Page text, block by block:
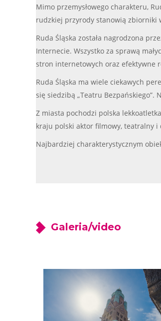
Mimo przemysłowego charakteru,
rudzkiej przyrody stanowią zbiorniki
Ruda Śląska została nagrodzona
Internecie. Wszystko za sprawą
stron internetowych oraz efektywne
Ruda Śląska ma wiele ciekawych
się siedzibą „Teatru Bezpańskiego”.
Z miasta pochodzi polska
kraju polski aktor filmowy, teatralny
Najbardziej charakterystycznym
Galeria/video